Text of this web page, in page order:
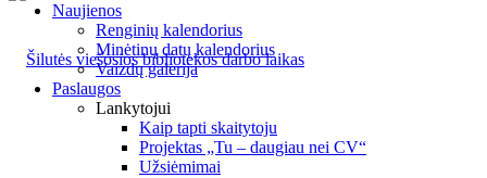
Naujienos
Renginių kalendorius
Minėtinų datų kalendorius
Vaizdų galerija
Paslaugos
Lankytojui
Kaip tapti skaitytoju
Projektas „Tu – daugiau nei CV“
Užsiėmimai